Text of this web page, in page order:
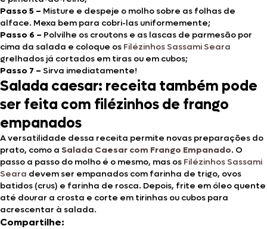
Passo 5 – Misture e despeje o molho sobre as folhas de
alface. Mexa bem para cobri-las uniformemente;
Passo 6 – Polvilhe os croutons e as lascas de parmesão por
cima da salada e coloque os Filézinhos Sassami Seara
grelhados já cortados em tiras ou em cubos;
Passo 7 – Sirva imediatamente!
Salada caesar: receita também pode
ser feita com filézinhos de frango
empanados
A versatilidade dessa receita permite novas preparações do
prato, como a Salada Caesar com Frango Empanado. O
passo a passo do molho é o mesmo, mas os Filézinhos Sassami
Seara devem ser empanados com farinha de trigo, ovos
batidos (crus) e farinha de rosca. Depois, frite em óleo quente
até dourar a crosta e corte em tirinhas ou cubos para
acrescentar à salada.
Compartilhe: